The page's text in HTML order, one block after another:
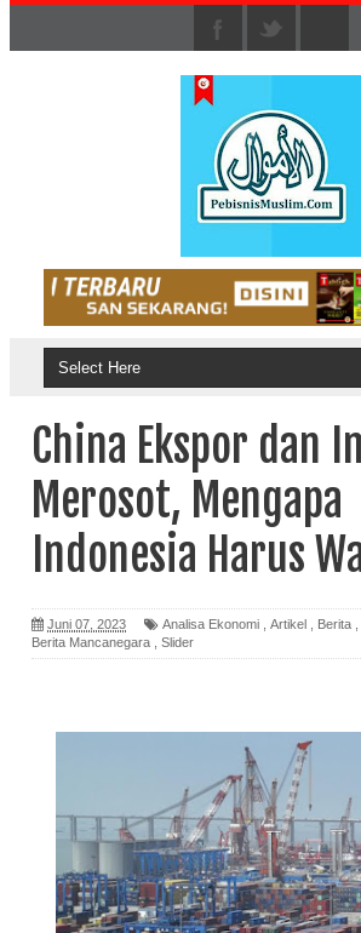
China Ekspor dan
Merosot, Mengapa
Indonesia Harus
Juni 07, 2023 Analisa Ekonomi Artikel Berita
Berita Mancanegara
Slider